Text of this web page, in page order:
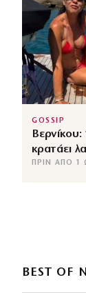
GOSSIP
κρατάει
ΠΡΙΝ ΑΠΌ 1
BEST OF